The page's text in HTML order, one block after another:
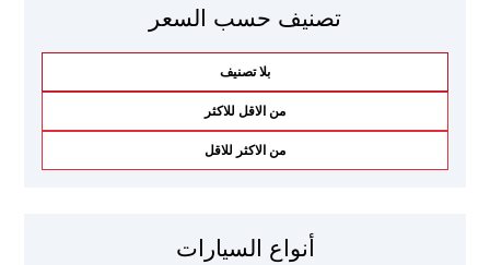
تصنيف حسب السعر
بلا تصنيف
من الاقل للاكثر
من الاكثر للاقل
أنواع السيارات